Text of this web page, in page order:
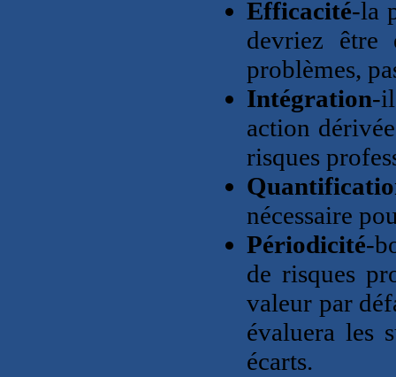
Efficacité-la
devriez être
problèmes,
Intégration-
action
risques
nécessaire
Périodicité-
de risques
valeur par
évaluera les
écarts.